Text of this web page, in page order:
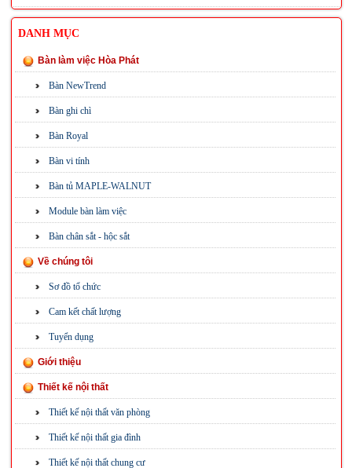
DANH MỤC
Bàn làm việc Hòa Phát
Bàn NewTrend
Bàn ghi chì
Bàn Royal
Bàn vi tính
Bàn tủ MAPLE-WALNUT
Module bàn làm việc
Bàn chân sắt - hộc sắt
Về chúng tôi
Sơ đồ tổ chức
Cam kết chất lượng
Tuyển dụng
Giới thiệu
Thiết kế nội thất
Thiết kế nội thất văn phòng
Thiết kế nội thất gia đình
Thiết kế nội thất chung cư